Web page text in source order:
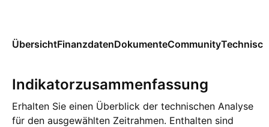
ÜbersichtFinanzdatenDokumenteCommunity
Indikatorzusammenfassung
Erhalten Sie einen Überblick der technischen Analyse
für den ausgewählten Zeitrahmen. Enthalten sind